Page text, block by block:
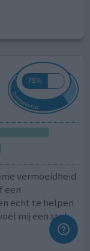
vermoeidheid.
een
echt te helpen
mij een stuk